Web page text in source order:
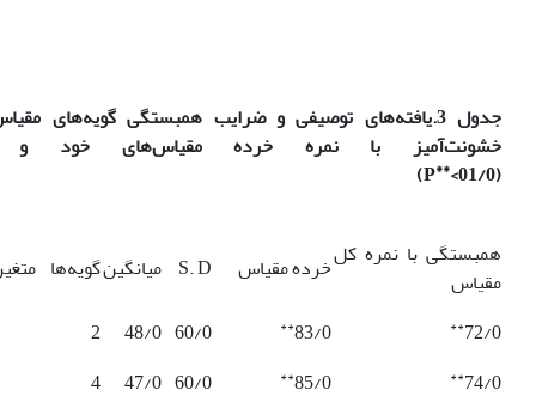
جدول 3.یافته‌های توصیفی و ضرایب همبستگی گویه‌های
خشونت‌آمیز با نمره خرده مقیاس‌های خود
(01/0>
**
P
همبستگی با نمره کل
مقیاس
خرده مقیاس S. D میانگینگویه‌ها
72/0
**
83/0
**
60/0
48/0
2
74/0
**
85/0
**
60/0
47/0
4